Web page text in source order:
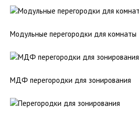
Модульные перегородки для комнаты
МДФ перегородки для зонирования